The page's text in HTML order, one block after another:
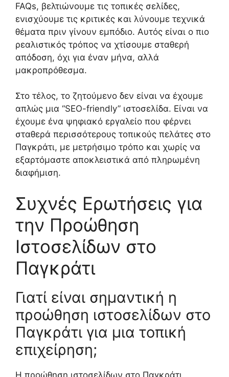
FAQs, βελτιώνουμε τις τοπικές σελίδες,
ενισχύουμε τις κριτικές και λύνουμε τεχνικά
θέματα πριν γίνουν εμπόδιο. Αυτός είναι ο πιο
ρεαλιστικός τρόπος να χτίσουμε σταθερή
απόδοση, όχι για έναν μήνα, αλλά
μακροπρόθεσμα.
Στο τέλος, το ζητούμενο δεν είναι να έχουμε
απλώς μια “SEO-friendly” ιστοσελίδα. Είναι να
έχουμε ένα ψηφιακό εργαλείο που φέρνει
σταθερά περισσότερους τοπικούς πελάτες στο
Παγκράτι, με μετρήσιμο τρόπο και χωρίς να
εξαρτόμαστε αποκλειστικά από πληρωμένη
διαφήμιση.
Συχνές Ερωτήσεις για
την Προώθηση
Ιστοσελίδων στο
Παγκράτι
Γιατί είναι σημαντική η
προώθηση ιστοσελίδων στο
Παγκράτι για μια τοπική
επιχείρηση;
Η προώθηση ιστοσελίδων στο Παγκράτι